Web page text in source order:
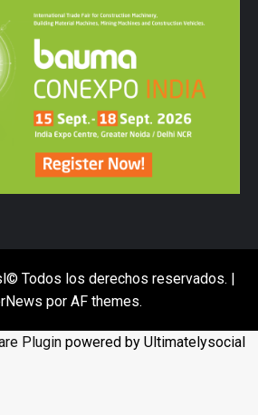
Todos los derechos reservados. |
por AF themes.
Plugin powered by Ultimatelysocial